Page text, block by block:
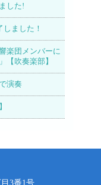
した!
ました！
楽団メンバーに
【吹奏楽部】
演奏
3番1号